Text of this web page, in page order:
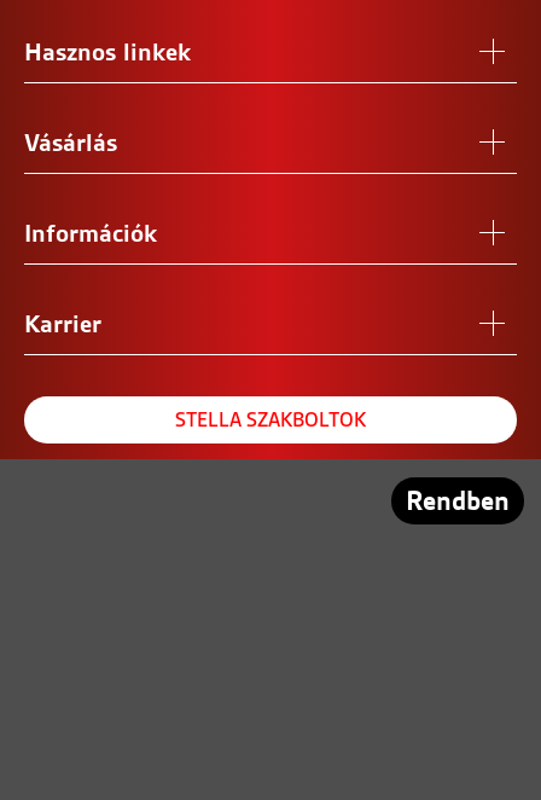
Hasznos linkek
Vásárlás
Információk
Karrier
STELLA SZAKBOLTOK
Rendben